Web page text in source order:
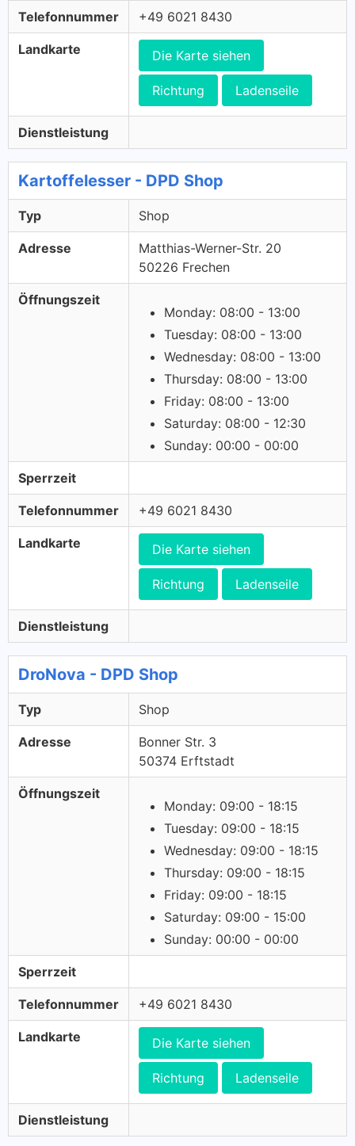
Telefonnummer +49 6021 8430
Landkarte Die Karte siehen
Richtung Ladenseile
Dienstleistung
Kartoffelesser - DPD Shop
Typ Shop
Adresse
Matthias-Werner-Str. 20
50226 Frechen
Öffnungszeit
Monday: 08:00 - 13:00
Tuesday: 08:00 - 13:00
Wednesday: 08:00 - 13:00
Thursday: 08:00 - 13:00
Friday: 08:00 - 13:00
Saturday: 08:00 - 12:30
Sunday: 00:00 - 00:00
Sperrzeit
Telefonnummer +49 6021 8430
Landkarte Die Karte siehen
Richtung Ladenseile
Dienstleistung
DroNova - DPD Shop
Typ Shop
Adresse
Bonner Str. 3
50374 Erftstadt
Öffnungszeit
Monday: 09:00 - 18:15
Tuesday: 09:00 - 18:15
Wednesday: 09:00 - 18:15
Thursday: 09:00 - 18:15
Friday: 09:00 - 18:15
Saturday: 09:00 - 15:00
Sunday: 00:00 - 00:00
Sperrzeit
Telefonnummer +49 6021 8430
Landkarte Die Karte siehen
Richtung Ladenseile
Dienstleistung